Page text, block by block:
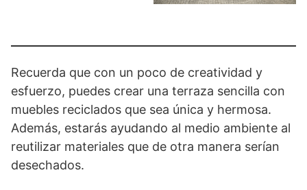
Recuerda que con un poco de creatividad y
esfuerzo, puedes crear una terraza sencilla con
muebles reciclados que sea única y hermosa.
Además, estarás ayudando al medio ambiente al
reutilizar materiales que de otra manera serían
desechados.